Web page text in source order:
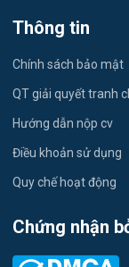
Du lịch
Công nhân
Thời Vụ
Tiếng Hàn
Tiếng Trung
Việc làm Ái Quốc
Việc làm Chu Văn
Việc làm Trần
Việc làm Nguyễn
Việc làm Trần
Thông tin
Chính sách bảo mật
QT giải quyết tranh
Hướng dẫn nộp cv
Điều khoản sử dụng
Quy chế hoạt động
Chứng nhận